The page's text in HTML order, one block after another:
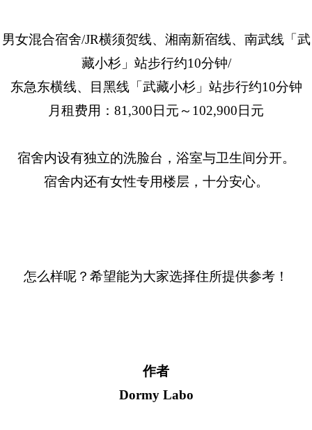
男女混合宿舍/JR横须贺线、湘南新宿线、南武线「武
藏小杉」站步行约10分钟/
东急东横线、目黑线「武藏小杉」站步行约10分钟
月租费用：81,300日元～102,900日元
宿舍内设有独立的洗脸台，浴室与卫生间分开。
宿舍内还有女性专用楼层，十分安心。
怎么样呢？希望能为大家选择住所提供参考！
作者
Dormy Labo